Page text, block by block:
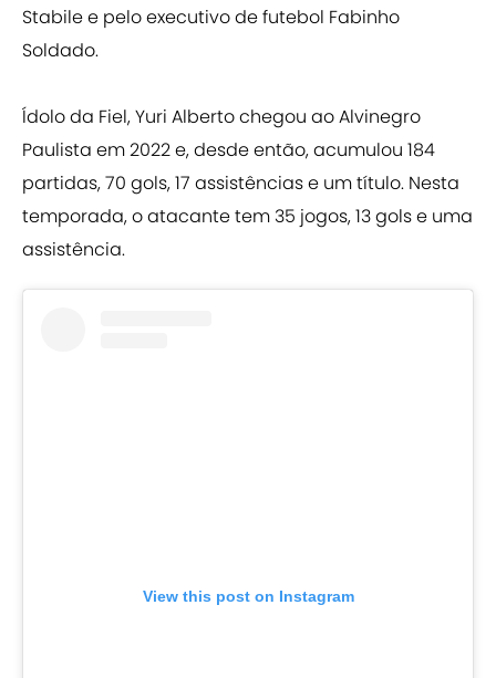
Stabile e pelo executivo de futebol Fabinho
Soldado.
Ídolo da Fiel, Yuri Alberto chegou ao Alvinegro
Paulista em 2022 e, desde então, acumulou 184
partidas, 70 gols, 17 assistências e um título. Nesta
temporada, o atacante tem 35 jogos, 13 gols e uma
assistência.
View this post on Instagram